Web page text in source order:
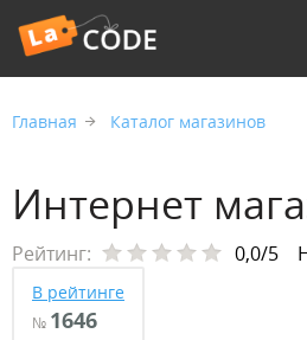
Главная Каталог магазинов
Интернет
Рейтинг: 0,0/5
В рейтинге
№ 1646